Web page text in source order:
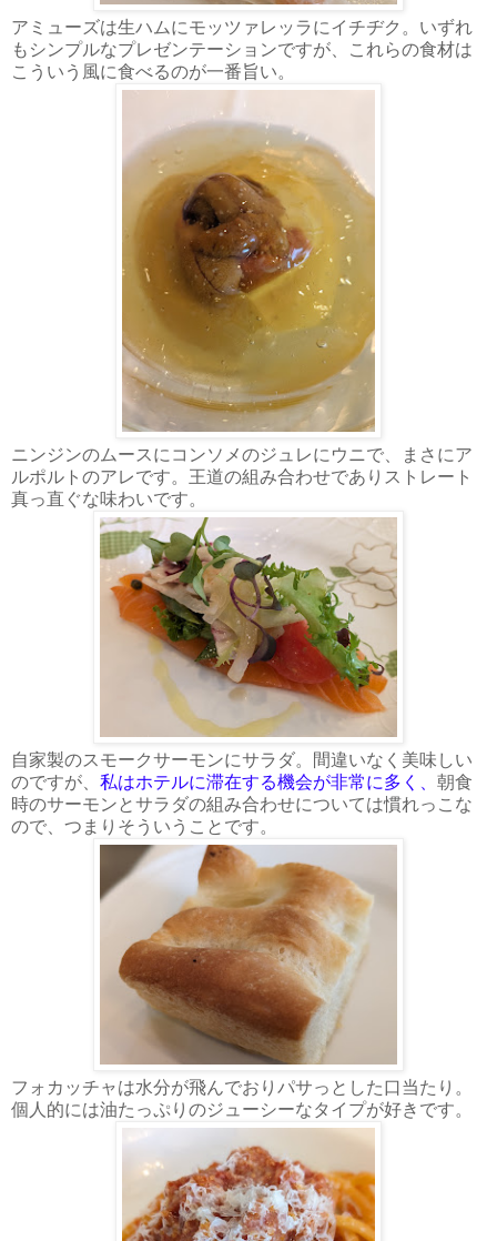
アミューズは生ハムにモッツァレッラにイチヂク。いずれ
もシンプルなプレゼンテーションですが、これらの食材は
こういう風に食べるのが一番旨い。
ニンジンのムースにコンソメのジュレにウニで、まさにア
ルポルトのアレです。王道の組み合わせでありストレート
真っ直ぐな味わいです。
自家製のスモークサーモンにサラダ。間違いなく美味しい
のですが、 私はホテルに滞在する機会が非常に多く、 朝食
時のサーモンとサラダの組み合わせについては慣れっこな
ので、つまりそういうことです。
フォカッチャは水分が飛んでおりパサっとした口当たり。
個人的には油たっぷりのジューシーなタイプが好きです。